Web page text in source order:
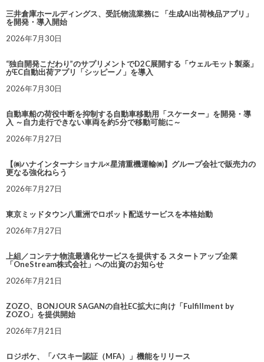
三井倉庫ホールディングス、受託物流業務に 「生成AI出荷検品アプリ」
を開発・導入開始
2026年7月30日
“独自開発こだわり”のサプリメントでD2C展開する「ウェルモット製薬」
がEC自動出荷アプリ「シッピーノ」を導入
2026年7月30日
自動車船の荷役中断を抑制する自動車移動用「スケーター」を開発・導
入 ～自力走行できない車両を約5分で移動可能に～
2026年7月27日
【㈱ハナインターナショナル×星清重機運輸㈱】グループ会社で販売力の
更なる強化ねらう
2026年7月27日
東京ミッドタウン八重洲でロボット配送サービスを本格始動
2026年7月27日
上組／コンテナ物流最適化サービスを提供する スタートアップ企業
「OneStream株式会社」への出資のお知らせ
2026年7月21日
ZOZO、BONJOUR SAGANの自社EC拡大に向け「Fulfillment by
ZOZO」を提供開始
2026年7月21日
ロジポケ、「パスキー認証（MFA）」機能をリリース